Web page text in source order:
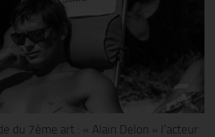
du 7ème art : « Alain Delon » l’acteur